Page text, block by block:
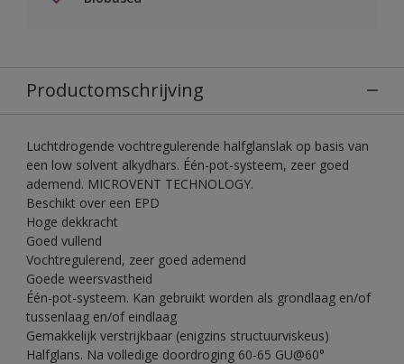
Productomschrijving
Luchtdrogende vochtregulerende halfglanslak op basis van
een low solvent alkydhars. Één-pot-systeem, zeer goed
ademend. MICROVENT TECHNOLOGY.
Beschikt over een EPD
Hoge dekkracht
Goed vullend
Vochtregulerend, zeer goed ademend
Goede weersvastheid
Één-pot-systeem. Kan gebruikt worden als grondlaag en/of
tussenlaag en/of eindlaag
Gemakkelijk verstrijkbaar (enigzins structuurviskeus)
Halfglans. Na volledige doordroging 60-65 GU@60°